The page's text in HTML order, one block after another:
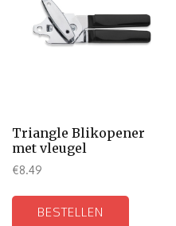
Triangle Blikopener
met vleugel
€8.49
BESTELLEN